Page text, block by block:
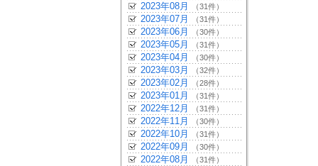
2023年08月 （31件）
2023年07月 （31件）
2023年06月 （30件）
2023年05月 （31件）
2023年04月 （30件）
2023年03月 （32件）
2023年02月 （28件）
2023年01月 （31件）
2022年12月 （31件）
2022年11月 （30件）
2022年10月 （31件）
2022年09月 （30件）
2022年08月 （31件）